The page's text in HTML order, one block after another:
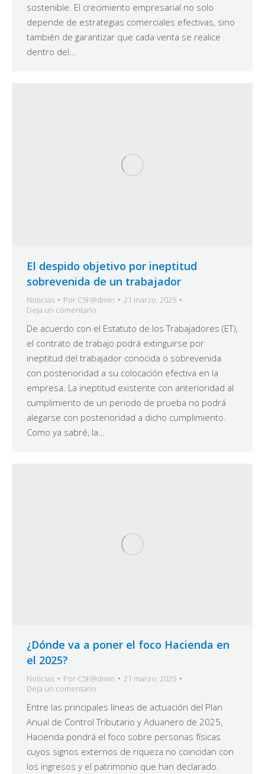
sostenible. El crecimiento empresarial no solo
depende de estrategias comerciales efectivas, sino
también de garantizar que cada venta se realice
dentro del…
El despido objetivo por ineptitud
sobrevenida de un trabajador
Noticias Por C5F@dmin
21 marzo, 2025
Deja un comentario
De acuerdo con el Estatuto de los Trabajadores (ET),
el contrato de trabajo podrá extinguirse por
ineptitud del trabajador conocida o sobrevenida
con posterioridad a su colocación efectiva en la
empresa. La ineptitud existente con anterioridad al
cumplimiento de un periodo de prueba no podrá
alegarse con posterioridad a dicho cumplimiento.
Como ya sabré, la…
¿Dónde va a poner el foco Hacienda en
el 2025?
Noticias Por C5F@dmin
21 marzo, 2025
Deja un comentario
Entre las principales líneas de actuación del Plan
Anual de Control Tributario y Aduanero de 2025,
Hacienda pondrá el foco sobre personas físicas
cuyos signos externos de riqueza no coincidan con
los ingresos y el patrimonio que han declarado.